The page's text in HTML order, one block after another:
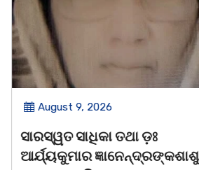
August 9, 2026
ସାରସ୍ୱତ ସାଧିକା ତଥା ଡ଼ଃ
ଆର୍ଯ୍ୟକୁମାର ଜ୍ଞାନେନ୍ଦ୍ରଙ୍କଶାଶୁ